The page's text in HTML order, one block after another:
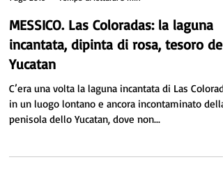
Melania Bifaro
1 ago 2019
Tempo di lettura: 3 min
MESSICO. Las Coloradas: la laguna
incantata, dipinta di rosa, tesoro
Yucatan
C’era una volta la laguna incantata di Las
penisola dello Yucatan, dove non...